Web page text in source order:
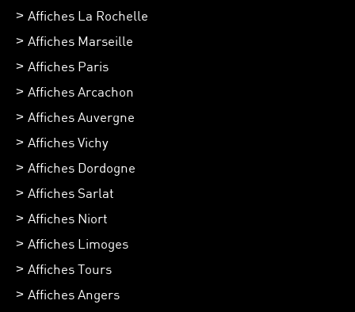
Affiches La Rochelle
Affiches Marseille
Affiches Paris
Affiches Arcachon
Affiches Auvergne
Affiches Vichy
Affiches Dordogne
Affiches Sarlat
Affiches Niort
Affiches Limoges
Affiches Tours
Affiches Angers